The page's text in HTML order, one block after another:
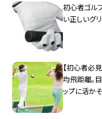
初心者ゴル
い正しいグ
【初心者必
均飛距離。
ップに活か